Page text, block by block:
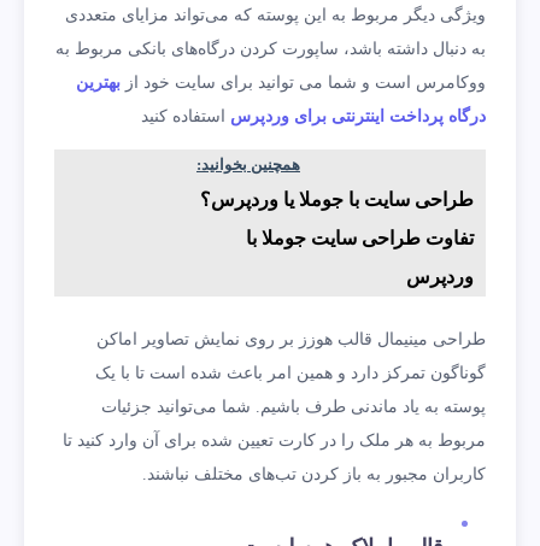
ویژگی دیگر مربوط به این پوسته که می‌تواند مزایای متعددی
به دنبال داشته باشد، ساپورت کردن درگاه‌های بانکی مربوط به
ووکامرس است و شما می توانید برای سایت خود از بهترین
درگاه پرداخت اینترنتی برای وردپرس استفاده کنید
همچنین بخوانید:
طراحی سایت با جوملا یا وردپرس؟
تفاوت طراحی سایت جوملا با
وردپرس
طراحی مینیمال قالب هوزز بر روی نمایش تصاویر اماکن
گوناگون تمرکز دارد و همین امر باعث شده است تا با یک
پوسته به یاد ماندنی طرف باشیم. شما می‌توانید جزئیات
مربوط به هر ملک را در کارت تعیین شده برای آن وارد کنید تا
کاربران مجبور به باز کردن تب‌‌های مختلف نباشند.